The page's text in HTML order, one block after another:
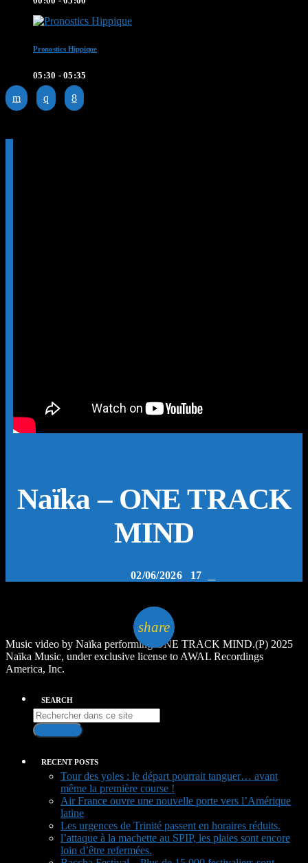
Pronostics Hippique
05:30 - 05:35
Naïka – ONE TRACK
MIND
02/06/2026 17
share
email
Music video by Naïka performing ONE TRACK MIND.(P) 2025
Naïka Music, under exclusive license to AWAL Recordings
America, Inc.
SEARCH
RECENT POSTS
Tour des yoles : le départ pourrait tanguer… avant
même la première course !
Air France ouvre une nouvelle porte vers l’Amérique
latine
Les urgences de Trinité passent en horaires réduits.
l’attaque à la machette au SPIP, les plaies sont encore
loin d’être refermées.